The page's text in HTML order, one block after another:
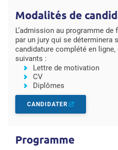
Modalités de
L’admission au programme
par un jury qui se déterminera
candidature complété en
suivants :
Lettre de motivation
CV
Diplômes
CANDIDATER
Programme